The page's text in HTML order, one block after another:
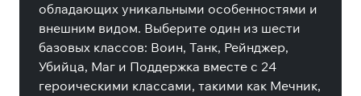
обладающих уникальными особенностями и
внешним видом. Выберите один из шести
базовых классов: Воин, Танк, Рейнджер,
Убийца, Маг и Поддержка вместе с 24
героическими классами, такими как Мечник,